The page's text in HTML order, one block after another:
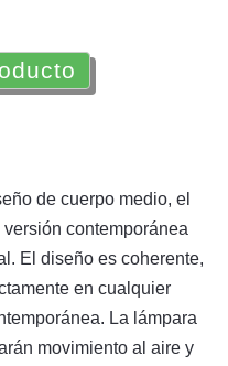
de cuerpo medio, el
contemporánea
El diseño es coherente,
en cualquier
La lámpara
movimiento al aire y